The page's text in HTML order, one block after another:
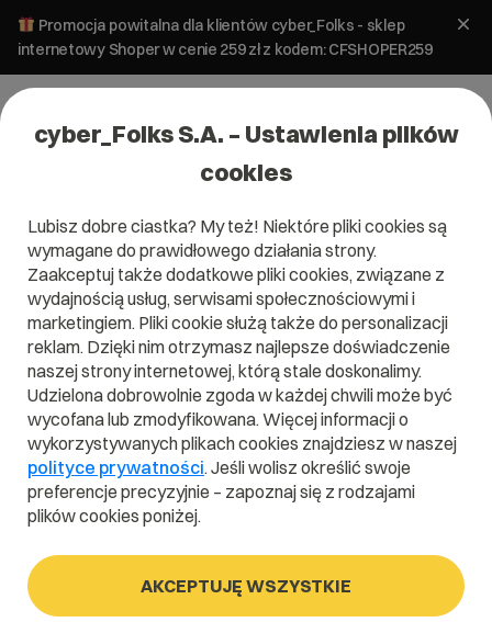
Promocja powitalna dla klientów cyber_Folks - sklep
internetowy Shoper w cenie 259 zł z kodem: CFSHOPER259
#wersje wordpress
2 sierpnia 2023
cyber_Folks S.A. – Ustawienia plików
cookies
Lubisz dobre ciastka? My też! Niektóre pliki cookies są
wymagane do prawidłowego działania strony.
Zaakceptuj także dodatkowe pliki cookies, związane z
wydajnością usług, serwisami społecznościowymi i
marketingiem. Pliki cookie służą także do personalizacji
reklam. Dzięki nim otrzymasz najlepsze doświadczenie
naszej strony internetowej, którą stale doskonalimy.
Udzielona dobrowolnie zgoda w każdej chwili może być
wycofana lub zmodyfikowana. Więcej informacji o
wykorzystywanych plikach cookies znajdziesz w naszej
polityce prywatności. Jeśli wolisz określić swoje
preferencje precyzyjnie – zapoznaj się z rodzajami
plików cookies poniżej.
AKCEPTUJĘ WSZYSTKIE